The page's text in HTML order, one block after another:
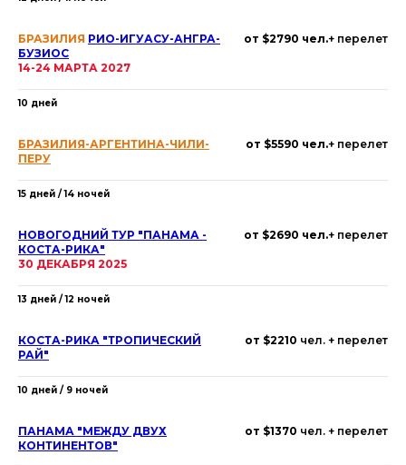
БРАЗИЛИЯ РИО-ИГУАСУ-АНГРА-
БУЗИОС
14-24 МАРТА 2027
от $2790 чел.+ перелет
10 дней
БРАЗИЛИЯ-АРГЕНТИНА-ЧИЛИ-
ПЕРУ
от $5590 чел.+ перелет
15 дней / 14 ночей
НОВОГОДНИЙ ТУР "ПАНАМА -
КОСТА-РИКА"
30 ДЕКАБРЯ 2025
от $2690 чел.+ перелет
13 дней / 12 ночей
КОСТА-РИКА "ТРОПИЧЕСКИЙ
РАЙ"
от $2210 чел. + перелет
10 дней / 9 ночей
ПАНАМА "МЕЖДУ ДВУХ
КОНТИНЕНТОВ"
от $1370 чел. + перелет